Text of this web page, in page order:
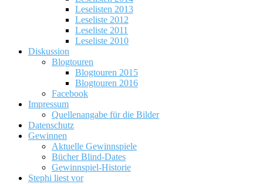
Leselisten 2013
Leseliste 2012
Leseliste 2011
Leseliste 2010
Diskussion
Blogtouren
Blogtouren 2015
Blogtouren 2016
Facebook
Impressum
Quellenangabe für die Bilder
Datenschutz
Gewinnen
Aktuelle Gewinnspiele
Bücher Blind-Dates
Gewinnspiel-Historie
Stephi liest vor